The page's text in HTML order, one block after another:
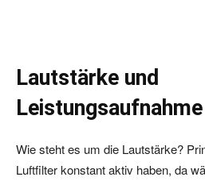
Lautstärke und
Leistungsaufnahme
Wie steht es um die Lautstärke?
Luftfilter konstant aktiv haben, da